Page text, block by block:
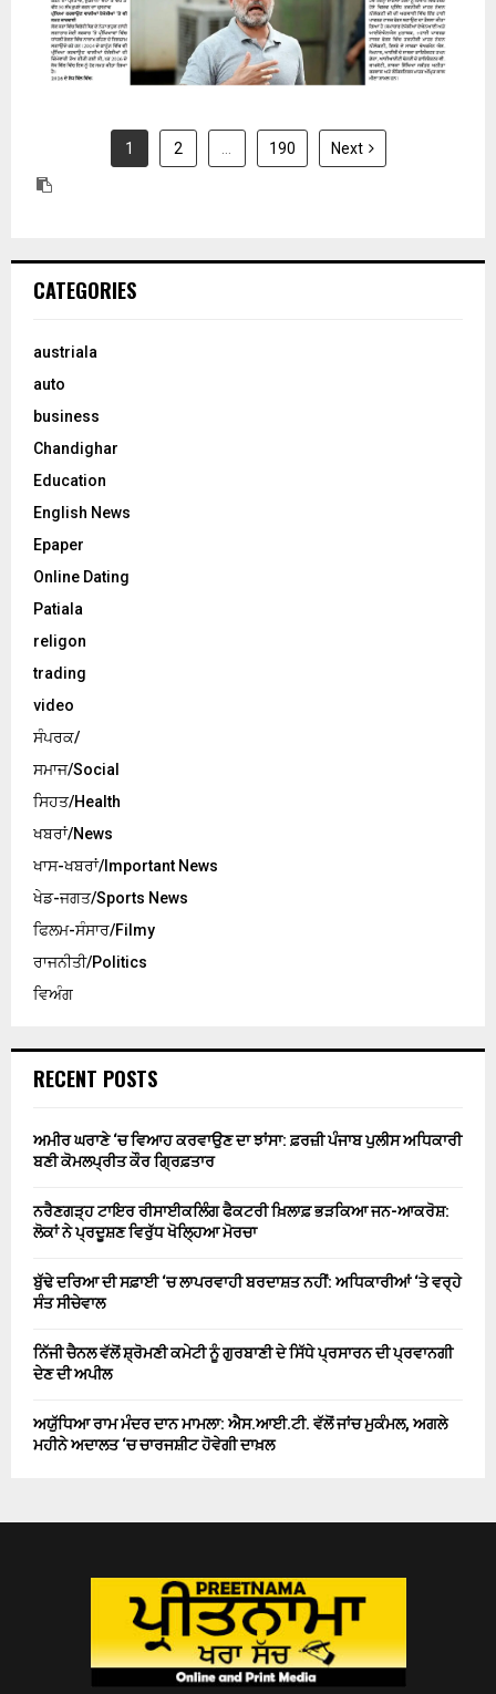
1 2 190 Next
CATEGORIES
austriala
auto
business
Chandighar
Education
English News
Epaper
Online Dating
Patiala
religon
trading
video
ਸੰਪਰਕ/
ਸਮਾਜ/Social
ਸਿਹਤ/Health
ਖਬਰਾਂ/News
ਖਾਸ-ਖਬਰਾਂ/Important News
ਖੇਡ-ਜਗਤ/Sports News
ਫਿਲਮ-ਸੰਸਾਰ/Filmy
ਰਾਜਨੀਤੀ/Politics
ਵਿਅੰਗ
RECENT POSTS
ਅਮੀਰ ਘਰਾਣੇ ‘ਚ ਵਿਆਹ ਕਰਵਾਉਣ ਦਾ ਝਾਂਸਾ: ਫ਼ਰਜ਼ੀ ਪੰਜਾਬ ਪੁਲੀਸ ਅਧਿਕਾਰੀ
ਬਣੀ ਕੋਮਲਪ੍ਰੀਤ ਕੌਰ ਗ੍ਰਿਫ਼ਤਾਰ
ਨਰੈਣਗੜ੍ਹ ਟਾਇਰ ਰੀਸਾਈਕਲਿੰਗ ਫੈਕਟਰੀ ਖ਼ਿਲਾਫ਼ ਭੜਕਿਆ ਜਨ-ਆਕਰੋਸ਼:
ਲੋਕਾਂ ਨੇ ਪ੍ਰਦੂਸ਼ਣ ਵਿਰੁੱਧ ਖੋਲ੍ਹਿਆ ਮੋਰਚਾ
ਬੁੱਢੇ ਦਰਿਆ ਦੀ ਸਫ਼ਾਈ ‘ਚ ਲਾਪਰਵਾਹੀ ਬਰਦਾਸ਼ਤ ਨਹੀਂ: ਅਧਿਕਾਰੀਆਂ ‘ਤੇ ਵਰ੍ਹੇ
ਸੰਤ ਸੀਚੇਵਾਲ
ਨਿੱਜੀ ਚੈਨਲ ਵੱਲੋਂ ਸ਼੍ਰੋਮਣੀ ਕਮੇਟੀ ਨੂੰ ਗੁਰਬਾਣੀ ਦੇ ਸਿੱਧੇ ਪ੍ਰਸਾਰਨ ਦੀ ਪ੍ਰਵਾਨਗੀ
ਦੇਣ ਦੀ ਅਪੀਲ
ਅਯੁੱਧਿਆ ਰਾਮ ਮੰਦਰ ਦਾਨ ਮਾਮਲਾ: ਐਸ.ਆਈ.ਟੀ. ਵੱਲੋਂ ਜਾਂਚ ਮੁਕੰਮਲ, ਅਗਲੇ
ਮਹੀਨੇ ਅਦਾਲਤ ‘ਚ ਚਾਰਜਸ਼ੀਟ ਹੋਵੇਗੀ ਦਾਖ਼ਲ